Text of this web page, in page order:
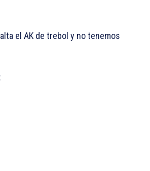
el AK de trebol y no tenemos